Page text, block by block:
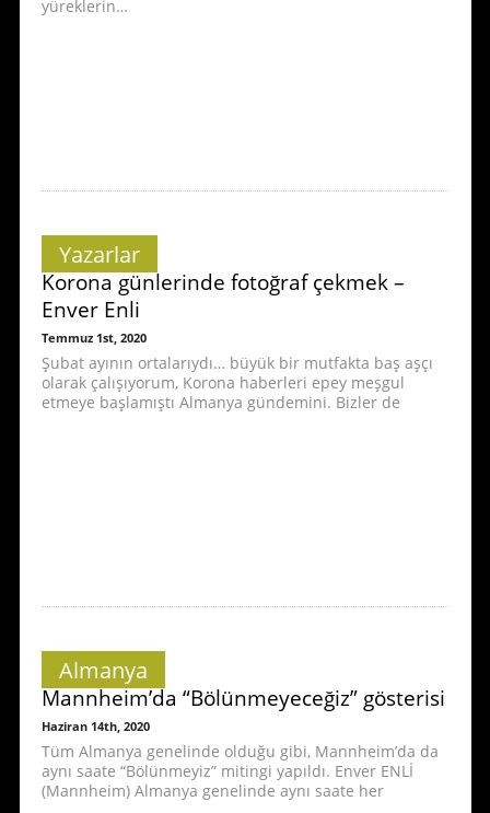
yüreklerin…
Yazarlar
Korona günlerinde fotoğraf çekmek –
Enver Enli
Temmuz 1st, 2020
Şubat ayının ortalarıydı… büyük bir mutfakta baş aşçı
olarak çalışıyorum, Korona haberleri epey meşgul
etmeye başlamıştı Almanya gündemini. Bizler de
Almanya
Mannheim’da “Bölünmeyeceğiz” gösterisi
Haziran 14th, 2020
Tüm Almanya genelinde olduğu gibi, Mannheim’da da
aynı saate “Bölünmeyiz” mitingi yapıldı. Enver ENLİ
(Mannheim) Almanya genelinde aynı saate her